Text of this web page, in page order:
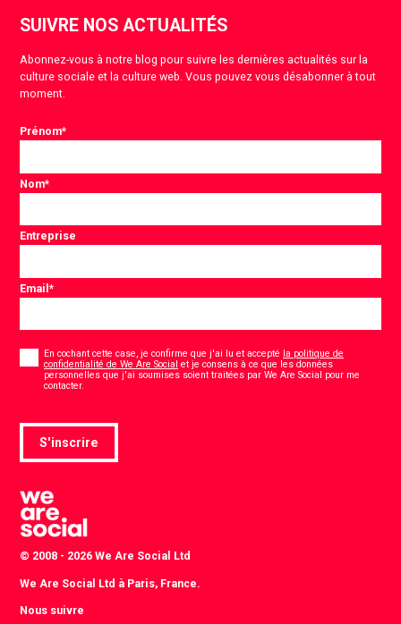
SUIVRE NOS ACTUALITÉS
Abonnez-vous à notre blog pour suivre les dernières actualités sur la
culture sociale et la culture web. Vous pouvez vous désabonner à tout
moment.
Prénom*
Nom*
Entreprise
Email*
En cochant cette case, je confirme que j'ai lu et accepté la politique de
confidentialité de We Are Social et je consens à ce que les données
personnelles que j'ai soumises soient traitées par We Are Social pour me
contacter.
S'inscrire
© 2008 - 2026 We Are Social Ltd
We Are Social Ltd à Paris, France.
Nous suivre